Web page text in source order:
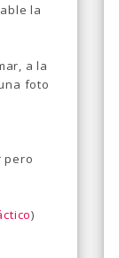
la
a la
foto
pero
)